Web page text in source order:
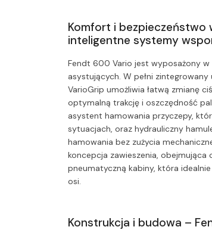
Komfort i bezpieczeństwo
inteligentne systemy
Fendt 600 Vario jest wyposażony
asystujących. W pełni
VarioGrip umożliwia łatwą zmianę
optymalną trakcję i oszczędność
asystent hamowania przyczepy,
sytuacjach, oraz hydrauliczny
hamowania bez zużycia
koncepcja zawieszenia,
pneumatyczną kabiny, która
osi.
Konstrukcja i budowa –